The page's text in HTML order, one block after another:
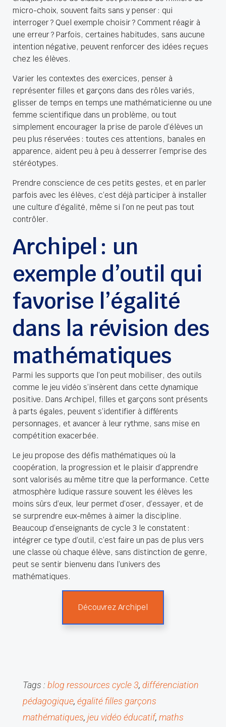
micro-choix, souvent faits sans y penser : qui
interroger ? Quel exemple choisir ? Comment réagir à
une erreur ? Parfois, certaines habitudes, sans aucune
intention négative, peuvent renforcer des idées reçues
chez les élèves.
Varier les contextes des exercices, penser à
représenter filles et garçons dans des rôles variés,
glisser de temps en temps une mathématicienne ou une
femme scientifique dans un problème, ou tout
simplement encourager la prise de parole d’élèves un
peu plus réservées : toutes ces attentions, banales en
apparence, aident peu à peu à desserrer l’emprise des
stéréotypes.
Prendre conscience de ces petits gestes, et en parler
parfois avec les élèves, c’est déjà participer à installer
une culture d’égalité, même si l’on ne peut pas tout
contrôler.
Archipel : un
exemple d’outil qui
favorise l’égalité
dans la révision des
mathématiques
Parmi les supports que l’on peut mobiliser, des outils
comme le jeu vidéo s’insèrent dans cette dynamique
positive. Dans Archipel, filles et garçons sont présents
à parts égales, peuvent s’identifier à différents
personnages, et avancer à leur rythme, sans mise en
compétition exacerbée.​
Le jeu propose des défis mathématiques où la
coopération, la progression et le plaisir d’apprendre
sont valorisés au même titre que la performance. Cette
atmosphère ludique rassure souvent les élèves les
moins sûrs d’eux, leur permet d’oser, d’essayer, et de
se surprendre eux-mêmes à aimer la discipline.
Beaucoup d’enseignants de cycle 3 le constatent :
intégrer ce type d’outil, c’est faire un pas de plus vers
une classe où chaque élève, sans distinction de genre,
peut se sentir bienvenu dans l’univers des
mathématiques.
Découvrez Archipel
Tags : blog ressources cycle 3, différenciation
pédagogique, égalité filles garçons
mathématiques, jeu vidéo éducatif, maths